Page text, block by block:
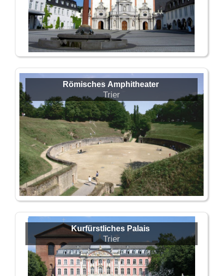
Römisches Amphitheater
Trier
Kurfürstliches Palais
Trier